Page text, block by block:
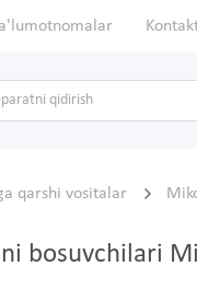
qarshi vositalar
bosuvchilari